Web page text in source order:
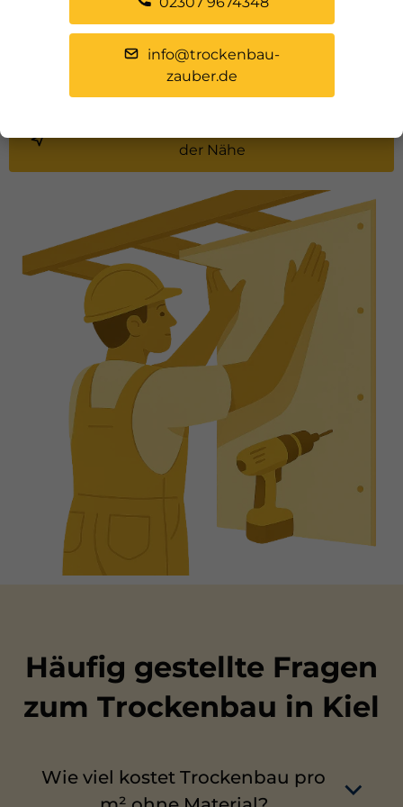
Flexibel bei Neubau, Umbau oder Sanierung
Sie möchten eine Trockenbauwand bauen, Ihre
Heizlösung modernisieren oder Räume neu
strukturieren? Dann sind Sie bei uns genau richtig.
der Nähe
Häufig gestellte Fragen
zum Trockenbau in Kiel
Wie viel kostet Trockenbau pro
info@trockenbau-
zauber.de